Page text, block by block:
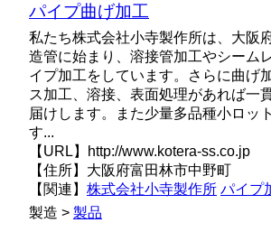
パイプ曲げ加工
私たち株式会社小寺製作所は、大阪
造管に始まり、溶接管加工やシーム
イプ加工をしています。さらに曲げ
ス加工、溶接、表面処理があれば一
届けします。また少量多品種小ロッ
す...
【URL】http://www.kotera-ss.co.jp
【住所】大阪府富田林市中野町
【関連】 株式会社小寺製作所 パイプ
製造 > 製品